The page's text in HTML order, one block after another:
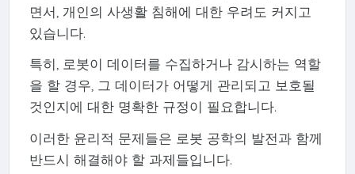
면서, 개인의 사생활 침해에 대한 우려도 커지고
있습니다.
특히, 로봇이 데이터를 수집하거나 감시하는 역할
을 할 경우, 그 데이터가 어떻게 관리되고 보호될
것인지에 대한 명확한 규정이 필요합니다.
이러한 윤리적 문제들은 로봇 공학의 발전과 함께
반드시 해결해야 할 과제들입니다.